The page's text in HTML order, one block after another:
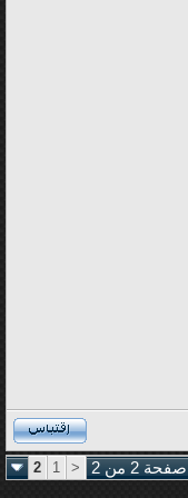
صفحة 2 من 2 <
1
2